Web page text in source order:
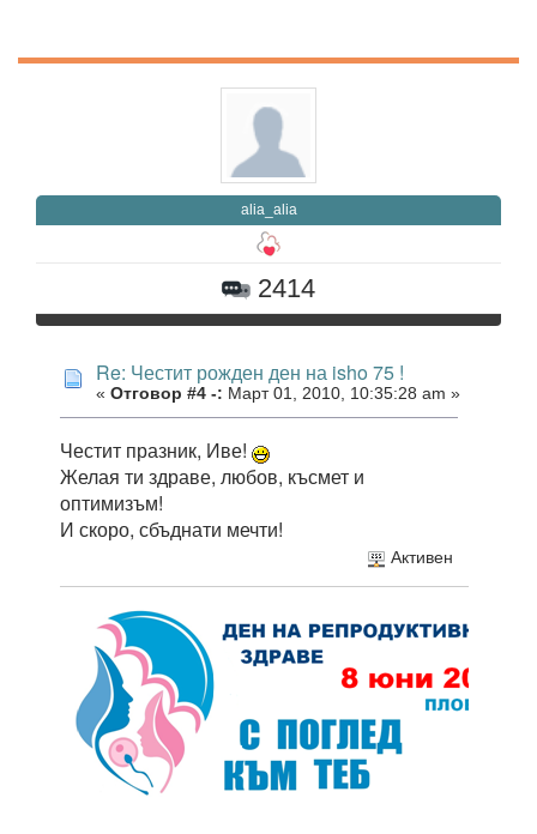
alia_alia
2414
Re: Честит рожден ден на isho 75 !
« Отговор #4 -: Март 01, 2010, 10:35:28 am »
Честит празник, Иве!
Желая ти здраве, любов, късмет и
оптимизъм!
И скоро, сбъднати мечти!
Активен